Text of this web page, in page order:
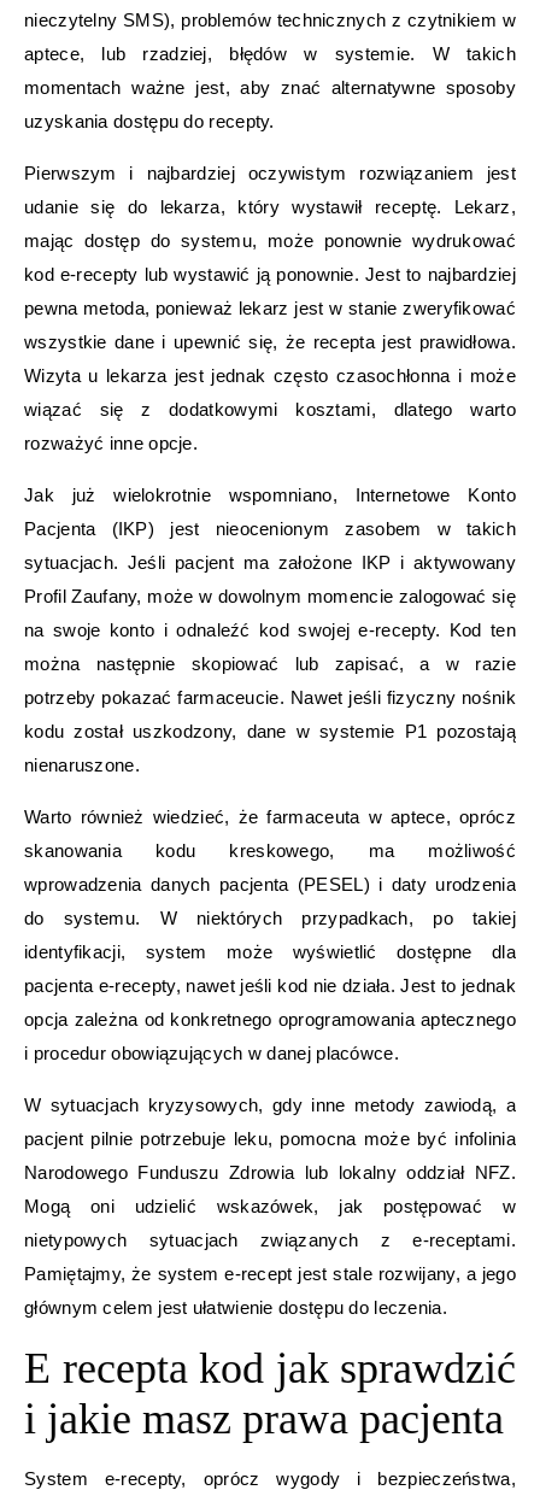
nieczytelny SMS), problemów technicznych z czytnikiem w
aptece, lub rzadziej, błędów w systemie. W takich
momentach ważne jest, aby znać alternatywne sposoby
uzyskania dostępu do recepty.
Pierwszym i najbardziej oczywistym rozwiązaniem jest
udanie się do lekarza, który wystawił receptę. Lekarz,
mając dostęp do systemu, może ponownie wydrukować
kod e-recepty lub wystawić ją ponownie. Jest to najbardziej
pewna metoda, ponieważ lekarz jest w stanie zweryfikować
wszystkie dane i upewnić się, że recepta jest prawidłowa.
Wizyta u lekarza jest jednak często czasochłonna i może
wiązać się z dodatkowymi kosztami, dlatego warto
rozważyć inne opcje.
Jak już wielokrotnie wspomniano, Internetowe Konto
Pacjenta (IKP) jest nieocenionym zasobem w takich
sytuacjach. Jeśli pacjent ma założone IKP i aktywowany
Profil Zaufany, może w dowolnym momencie zalogować się
na swoje konto i odnaleźć kod swojej e-recepty. Kod ten
można następnie skopiować lub zapisać, a w razie
potrzeby pokazać farmaceucie. Nawet jeśli fizyczny nośnik
kodu został uszkodzony, dane w systemie P1 pozostają
nienaruszone.
Warto również wiedzieć, że farmaceuta w aptece, oprócz
skanowania kodu kreskowego, ma możliwość
wprowadzenia danych pacjenta (PESEL) i daty urodzenia
do systemu. W niektórych przypadkach, po takiej
identyfikacji, system może wyświetlić dostępne dla
pacjenta e-recepty, nawet jeśli kod nie działa. Jest to jednak
opcja zależna od konkretnego oprogramowania aptecznego
i procedur obowiązujących w danej placówce.
W sytuacjach kryzysowych, gdy inne metody zawiodą, a
pacjent pilnie potrzebuje leku, pomocna może być infolinia
Narodowego Funduszu Zdrowia lub lokalny oddział NFZ.
Mogą oni udzielić wskazówek, jak postępować w
nietypowych sytuacjach związanych z e-receptami.
Pamiętajmy, że system e-recept jest stale rozwijany, a jego
głównym celem jest ułatwienie dostępu do leczenia.
E recepta kod jak sprawdzić
i jakie masz prawa pacjenta
System e-recepty, oprócz wygody i bezpieczeństwa,